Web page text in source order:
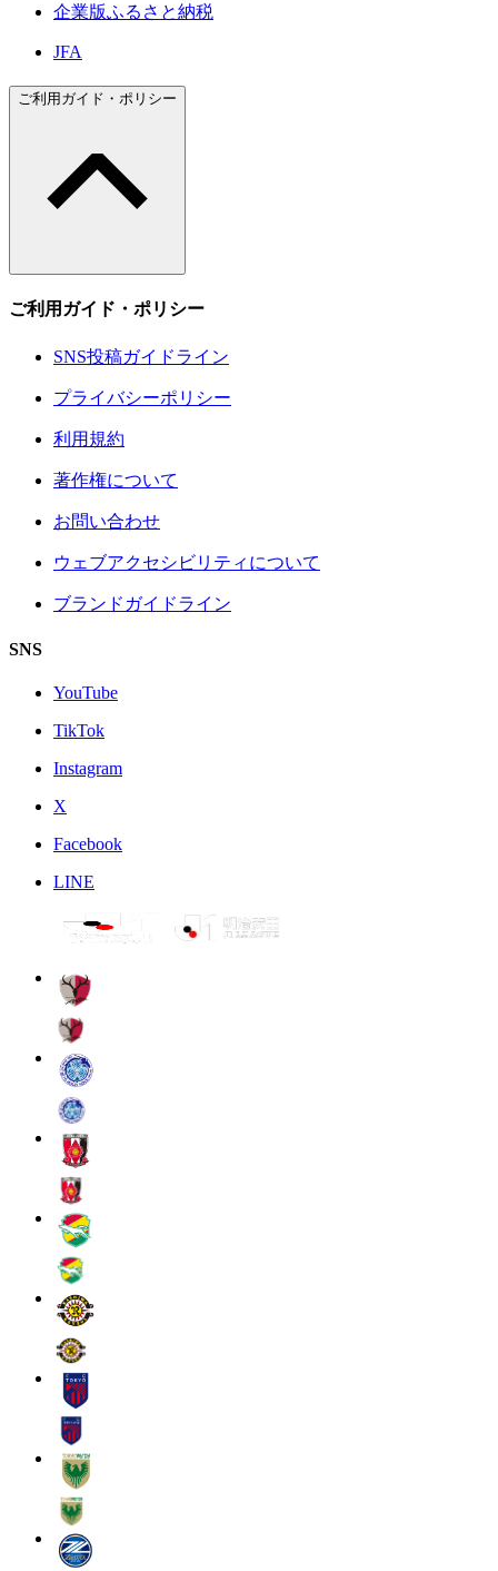
企業版ふるさと納税
JFA
ご利用ガイド・ポリシー
ご利用ガイド・ポリシー
SNS投稿ガイドライン
プライバシーポリシー
利用規約
著作権について
お問い合わせ
ウェブアクセシビリティについて
ブランドガイドライン
SNS
YouTube
TikTok
Instagram
X
Facebook
LINE